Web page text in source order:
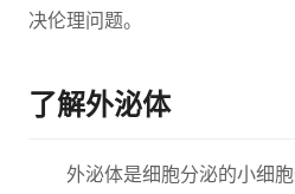
决伦理问题。
了解外泌体
外泌体是细胞分泌的小细